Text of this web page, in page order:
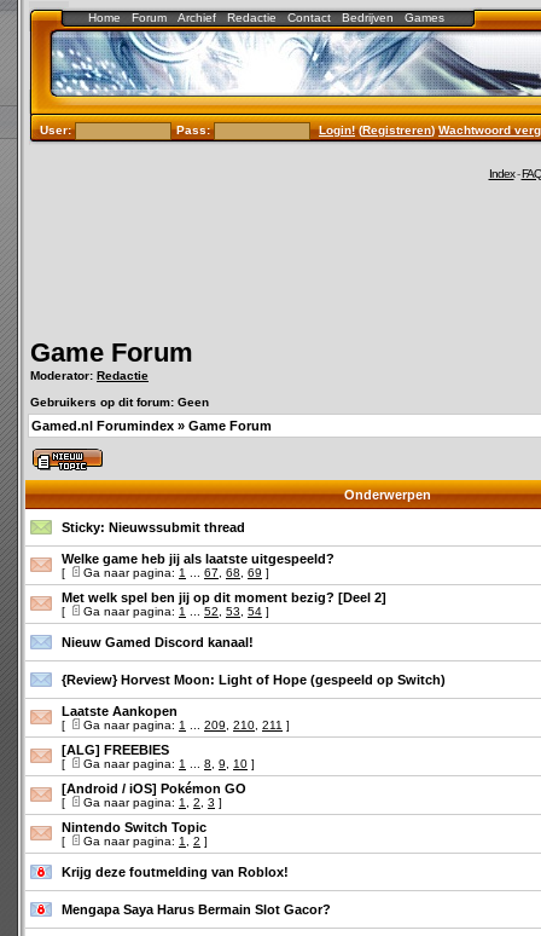
Home Forum Archief Redactie Contact Bedrijven Games
User: Pass: Login!(Registreren)Wachtwoord
Index-FAQ
Game Forum
Moderator: Redactie
Gebruikers op dit forum: Geen
Gamed.nl Forumindex » Game Forum
Onderwerpen
Sticky: Nieuwssubmit thread
Welke game heb jij als laatste uitgespeeld?
[ Ga naar pagina: 1 67 68 69 ]
Met welk spel ben jij op dit moment bezig? [Deel 2]
[ Ga naar pagina: 1 52 53 54 ]
Nieuw Gamed Discord kanaal!
{Review} Horvest Moon: Light of Hope (gespeeld op Switch)
Laatste Aankopen
[ Ga naar pagina: 1 209 210 211 ]
[ALG] FREEBIES
[ Ga naar pagina: 1 8 9 10 ]
[Android / iOS] Pokémon GO
[ Ga naar pagina: 1 2 3 ]
Nintendo Switch Topic
[ Ga naar pagina: 1 2 ]
Krijg deze foutmelding van Roblox!
Mengapa Saya Harus Bermain Slot Gacor?